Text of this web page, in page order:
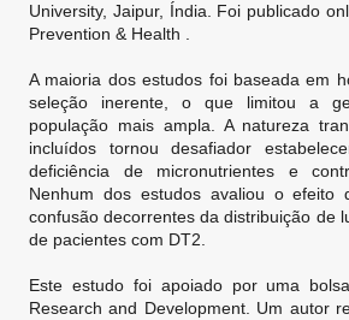
University, Jaipur, Índia. Foi publicado
Prevention & Health .
A maioria dos estudos foi baseada em
seleção inerente, o que limitou a
população mais ampla. A natureza
incluídos tornou desafiador
deficiência de micronutrientes e
Nenhum dos estudos avaliou o efeito
confusão decorrentes da distribuição de
de pacientes com DT2.
Este estudo foi apoiado por uma
Research and Development. Um autor